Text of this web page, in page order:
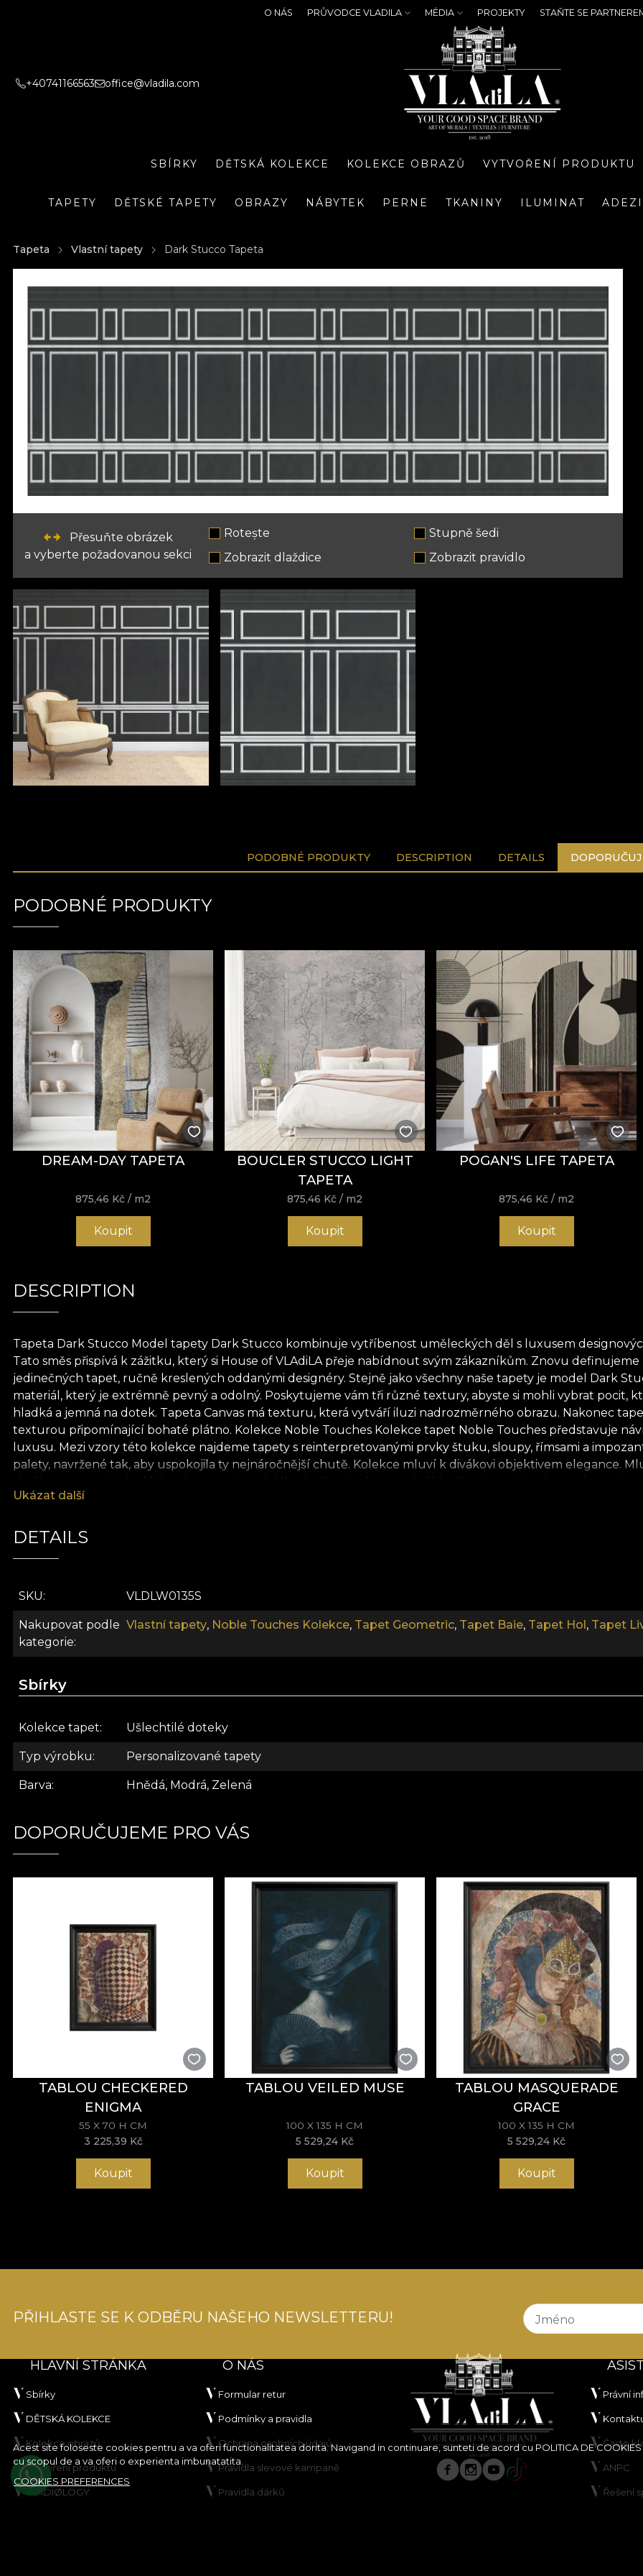
O NÁS PRŮVODCE VLADILA MÉDIA PROJEKTY STAŇTE SE
+40741166563 office@vladila.com
SBÍRKY DĚTSKÁ KOLEKCE KOLEKCE OBRAZŮ VYTVOŘENÍ PRODUKTU
TAPETY DĚTSKÉ TAPETY OBRAZY NÁBYTEK PERNE TKANINY ILUMINAT
Tapeta Vlastní tapety Dark Stucco Tapeta
Přesuňte obrázek
a vyberte požadovanou sekci
Rotește
Stupně šedi
Zobrazit dlaždice
Zobrazit pravidlo
PODOBNÉ PRODUKTY DESCRIPTION DETAILS
PODOBNÉ PRODUKTY
DREAM-DAY TAPETA
875,46 Kč / m2
Koupit
BOUCLER STUCCO LIGHT
TAPETA
875,46 Kč / m2
Koupit
POGAN'S LIFE TAPETA
875,46 Kč / m2
Koupit
DESCRIPTION
Tapeta Dark Stucco Model tapety Dark Stucco kombinuje vytříbenost uměleckých děl s luxusem
Tato směs přispívá k zážitku, který si House of VLAdiLA přeje nabídnout svým zákazníkům. Znovu
jedinečných tapet, ručně kreslených oddanými designéry. Stejně jako všechny naše tapety je model Dark
materiál, který je extrémně pevný a odolný. Poskytujeme vám tři různé textury, abyste si mohli vybrat pocit,
hladká a jemná na dotek. Tapeta Canvas má texturu, která vytváří iluzi nadrozměrného obrazu. Nakonec
texturou připomínající bohaté plátno. Kolekce Noble Touches Kolekce tapet Noble Touches představuje
luxusu. Mezi vzory této kolekce najdeme tapety s reinterpretovanými prvky štuku, sloupy, římsami a
palety, navržené tak, aby uspokojila ty nejnáročnější chutě. Kolekce mluví k divákovi objektivem elegance.
protože se učíme žít v souladu se sebou a s okolím. A prostor je svědkem tohoto procesu. Naši umělci jsou
skrývá tolik možností. Umění je permanentní křižovatkou, a rozhodnutí (cesta) vždy patří umělci. Je to složitý
můžete užívat rychlý, bezpečný a efektivní proces přestavby, který splňuje nejvyšší standardy kvality.
Ukázat další
DETAILS
SKU VLDLW0135S
Nakupovat podle
kategorie
Vlastní tapety, Noble Touches Kolekce, Tapet Geometric, Tapet Baie, Tapet Hol , Tapet
Sbírky
Kolekce tapet Ušlechtilé doteky
Typ výrobku Personalizované tapety
Barva Hnědá, Modrá, Zelená
DOPORUČUJEME PRO VÁS
TABLOU CHECKERED
ENIGMA
55 X 70 H CM
3 225,39 Kč
Koupit
TABLOU VEILED MUSE
100 X 135 H CM
5 529,24 Kč
Koupit
TABLOU MASQUERADE
GRACE
100 X 135 H CM
5 529,24 Kč
Koupit
Acest site foloseste cookies pentru a va oferi functionalitatea dorita. Navigand in continuare, sunteti de acord cu POLITICA DE COOKIES
cu scopul de a va oferi o experienta imbunatatita.
COOKIES PREFERENCES
PŘIHLASTE SE K ODBĚRU NAŠEHO NEWSLETTERU! Jméno
HLAVNÍ STRÁNKA
Sbírky
DĚTSKÁ KOLEKCE
Kolekce obrazů
Vytvoření produktu
VLADIØLOGY
O NÁS
Formular retur
Podmínky a pravidla
Ochrana osobních údajů
Pravidla slevové kampaně
Pravidla dárků
Právní
Často
ANPC
Řešení